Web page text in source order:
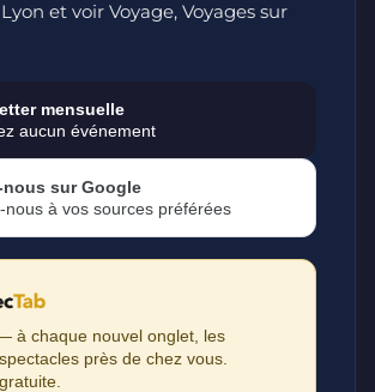
et voir Voyage, Voyages sur
mensuelle
aucun événement
nous sur Google
nous à vos sources préférées
à chaque nouvel onglet, les
près de chez vous.